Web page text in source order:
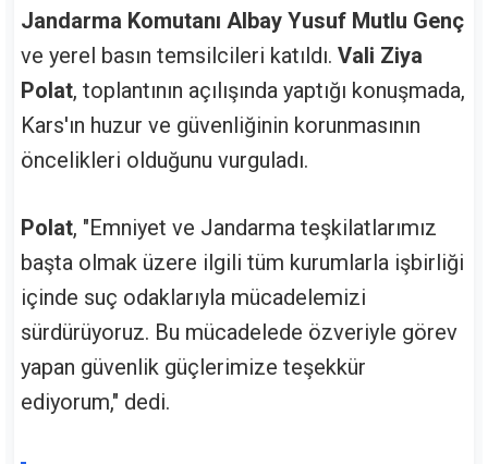
Jandarma Komutanı Albay Yusuf Mutlu Genç
ve yerel basın temsilcileri katıldı. Vali Ziya
Polat, toplantının açılışında yaptığı konuşmada,
Kars'ın huzur ve güvenliğinin korunmasının
öncelikleri olduğunu vurguladı.
Polat, "Emniyet ve Jandarma teşkilatlarımız
başta olmak üzere ilgili tüm kurumlarla işbirliği
içinde suç odaklarıyla mücadelemizi
sürdürüyoruz. Bu mücadelede özveriyle görev
yapan güvenlik güçlerimize teşekkür
ediyorum," dedi.